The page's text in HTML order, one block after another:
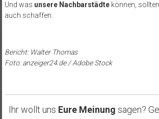
Und was unsere Nachbarstädtekönnen,
auch schaffen.
Bericht: Walter Thomas
Foto: anzeiger24.de / Adobe Stock
Ihr wollt uns Eure Meinung sagen?